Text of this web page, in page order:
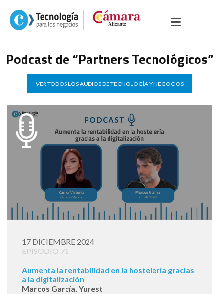
Podcast de “Partners Tecnológicos”
VER TODOS LOS AUDIOS DE TECNOLOGÍA Y NEGOCIOS
17 DICIEMBRE 2024
EPISODIO 71
Aumenta la rentabilidad en la hostelería gracias
a la digitalización
Marcos García, Yurest